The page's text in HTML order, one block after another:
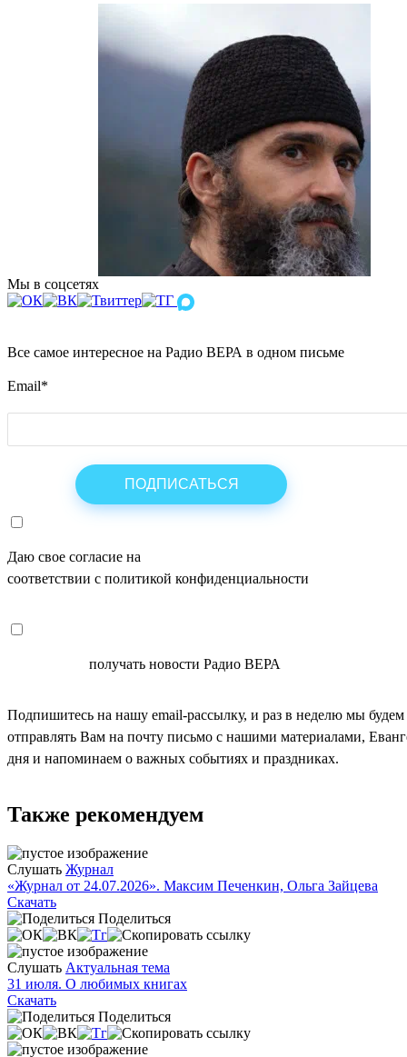
Мы в соцсетях
Все самое интересное на Радио ВЕРА в одном письме
Email*
Даю свое согласие на
соответствии с политикой конфиденциальности
получать новости Радио ВЕРА
Подпишитесь на нашу email-рассылку, и раз в неделю мы будем
отправлять Вам на почту письмо с нашими материалами,
дня и напоминаем о важных событиях и праздниках.
Также рекомендуем
Слушать Журнал
«Журнал от 24.07.2026». Максим Печенкин, Ольга Зайцева
Скачать
Поделиться
Слушать Актуальная тема
31 июля. О любимых книгах
Скачать
Поделиться